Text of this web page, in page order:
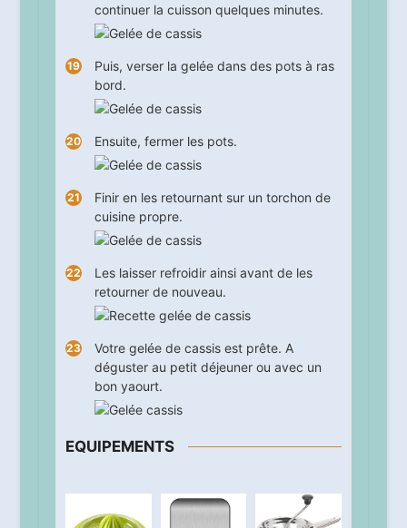
continuer la cuisson quelques minutes.
Puis, verser la gelée dans des pots à ras
bord.
Ensuite, fermer les pots.
Finir en les retournant sur un torchon de
cuisine propre.
Les laisser refroidir ainsi avant de les
retourner de nouveau.
Votre gelée de cassis est prête. A
déguster au petit déjeuner ou avec un
bon yaourt.
EQUIPEMENTS